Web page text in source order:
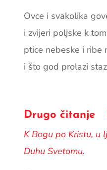
Ovce i svakolika
i zvijeri poljske k
ptice nebeske i ribe
i što god prolazi
Drugo čitanje
K Bogu po Kristu, u
Duhu Svetomu.